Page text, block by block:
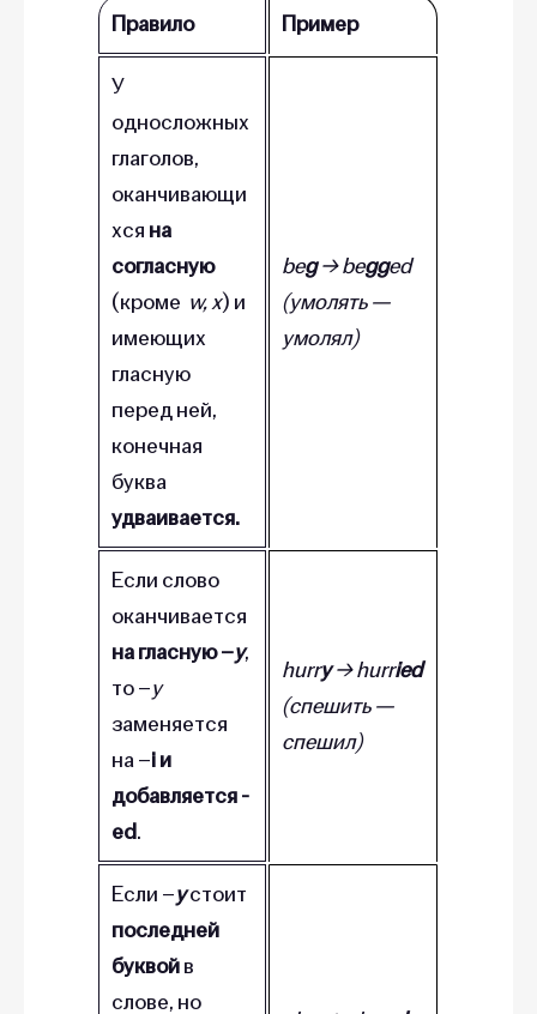
Правило Пример
У
односложных
глаголов,
оканчивающи
хся на
согласную
(кроме w, x) и
имеющих
гласную
перед ней,
конечная
буква
удваивается.
beg→ begged
(умолять —
умолял)
Если слово
оканчивается
на гласную –y,
то –y
заменяется
на –i и
добавляется -
ed.
hurry→ hurried
(спешить —
спешил)
Если –yстоит
последней
буквойв
слове, но